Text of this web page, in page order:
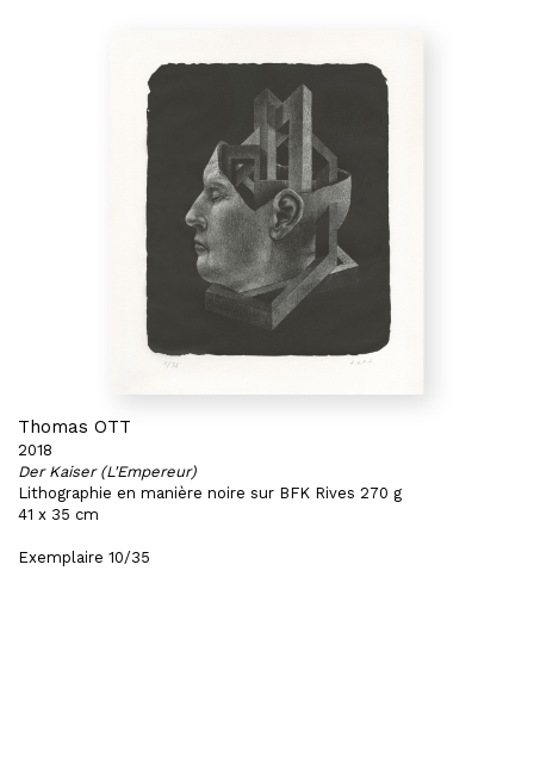
Thomas OTT
2018
Der Kaiser (L'Empereur)
Lithographie en manière noire sur BFK Rives 270 g
41 x 35 cm
Exemplaire 10/35